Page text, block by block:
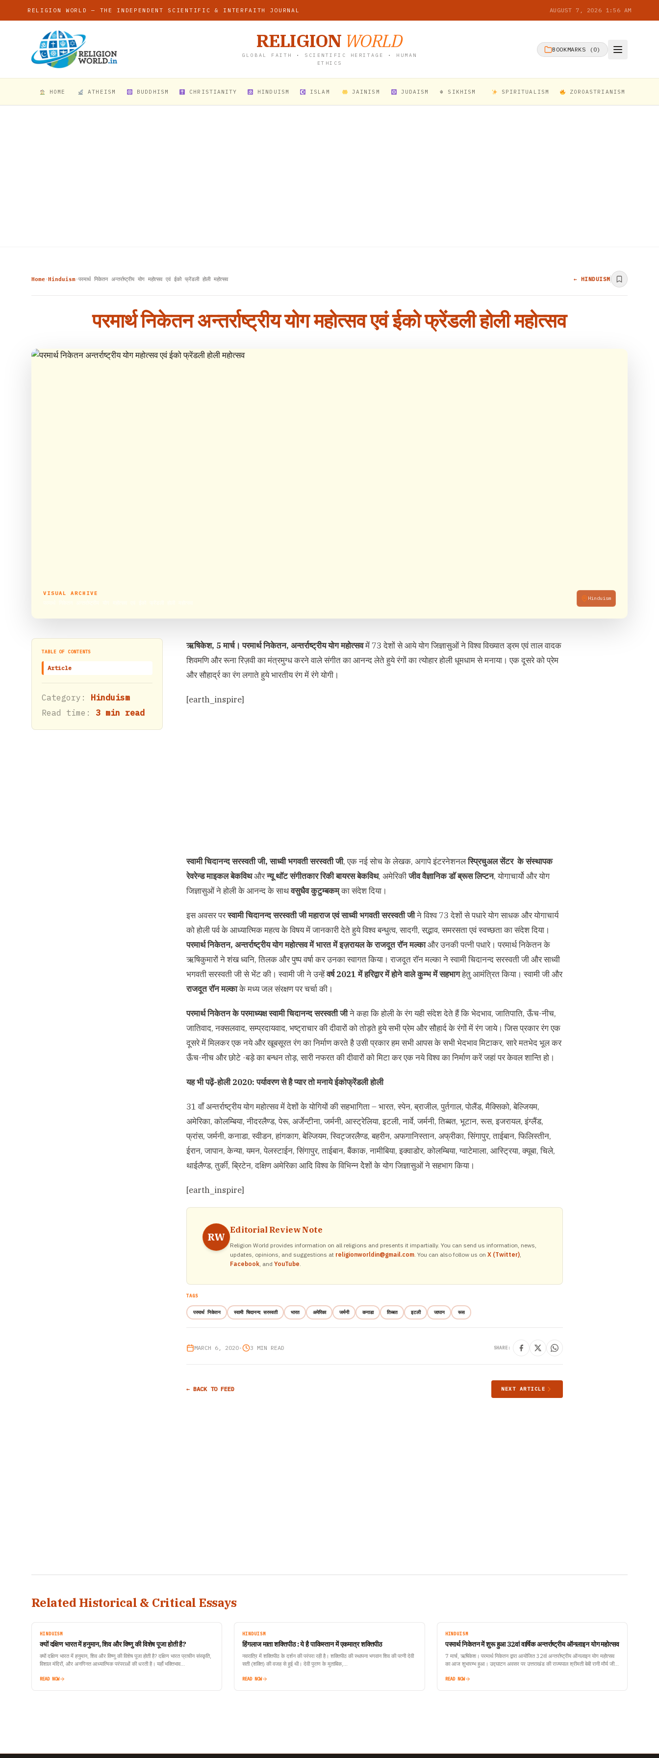
RELIGION WORLD — THE INDEPENDENT SCIENTIFIC & INTERFAITH JOURNAL AUGUST 7, 2026 1:56 AM
RELIGION WORLD
GLOBAL FAITH • SCIENTIFIC HERITAGE • HUMAN
ETHICS
BOOKMARKS ( 0)
HOME ATHEISM BUDDHISM CHRISTIANITY HINDUISM ISLAM JAINISM JUDAISM ☬ SIKHISM SPIRITUALISM ZOROASTRIANISM
Home›Hinduism›परमार्थ निकेतन अन्तर्राष्ट्रीय योग महोत्सव एवं ईको फ्रेंडली होली महोत्सव ← HINDUISM
परमार्थ निकेतन अन्तर्राष्ट्रीय योग महोत्सव एवं ईको फ्रेंडली होली महोत्सव
VISUAL ARCHIVE
Hinduism
TABLE OF CONTENTS
Article
Category: Hinduism
Read time: 3 min read
ऋषिकेश, 5 मार्च। परमार्थ निकेतन, अन्तर्राष्ट्रीय योग महोत्सवमें 73 देशों से आये योग जिज्ञासुओं ने विश्व विख्यात ड्रम एवं ताल वादक
शिवमणि और रूना रिज़वी का मंत्रमुग्ध करने वाले संगीत का आनन्द लेते हुये रंगों का त्योहार होली धूमधाम से मनाया। एक दूसरे को प्रेम
और सौहार्द्र का रंग लगाते हुये भारतीय रंग में रंगे योगी।
[earth_inspire]
स्वामी चिदानन्द सरस्वती जी, साध्वी भगवती सरस्वती जी, एक नई सोच के लेखक, अगापे इंटरनेशनलस्प्रिचुअल सेंटर के संस्थापक
रेवरेन्ड माइकल बेकविथऔरन्यू थाॅट संगीतकार रिकी बायरस बेकविथ, अमेरिकीजीव वैज्ञानिक डाॅ ब्रूस लिप्टन, योगाचार्यो और योग
जिज्ञासुओं ने होली के आनन्द के साथवसुधैव कुटुम्बकम्का संदेश दिया।
इस अवसर परस्वामी चिदानन्द सरस्वती जी महाराज एवं साध्वी भगवती सरस्वती जीने विश्व 73 देशों से पधारे योग साधक और योगाचार्य
को होली पर्व के आध्यात्मिक महत्व के विषय में जानकारी देते हुये विश्व बन्धुत्व, सादगी, सद्भाव, समरसता एवं स्वच्छता का संदेश दिया।
परमार्थ निकेतन, अन्तर्राष्ट्रीय योग महोत्सव में भारत में इज़रायल के राजदूत राॅन मल्काऔर उनकी पत्नी पधारे। परमार्थ निकेतन के
ऋषिकुमारों ने शंख ध्वनि, तिलक और पुष्प वर्षा कर उनका स्वागत किया। राजदूत राॅन मल्का ने स्वामी चिदानन्द सरस्वती जी और साध्वी
भगवती सरस्वती जी से भेंट की। स्वामी जी ने उन्हेंवर्ष 2021 में हरिद्वार में होने वाले कुम्भ में सहभागहेतु आमंत्रित किया। स्वामी जी और
राजदूत राॅन मल्काके मध्य जल संरक्षण पर चर्चा की।
परमार्थ निकेतन के परमाध्यक्ष स्वामी चिदानन्द सरस्वती जीने कहा कि होली के रंग यही संदेश देते हैं कि भेदभाव, जातिपाति, ऊँच-नीच,
जातिवाद, नक्सलवाद, सम्प्रदायवाद, भष्ट्राचार की दीवारों को तोड़ते हुये सभी प्रेम और सौहार्द के रंगों में रंग जाये। जिस प्रकार रंग एक
दूसरे में मिलकर एक नये और खूबसूरत रंग का निर्माण करते है उसी प्रकार हम सभी आपस के सभी भेदभाव मिटाकर, सारे मतभेद भूल कर
ऊँच-नीच और छोटे -बड़े का बन्धन तोड़, सारी नफरत की दीवारों को मिटा कर एक नये विश्व का निर्माण करें जहां पर केवल शान्ति हो।
यह भी पढ़ें-होली 2020: पर्यावरण से है प्यार तो मनाये ईकोफ्रेंडली होली
31 वाँ अन्तर्राष्ट्रीय योग महोत्सव में देशों के योगियों की सहभागिता – भारत, स्पेन, ब्राजील, पुर्तगाल, पोलैंड, मैक्सिको, बेल्जियम,
अमेरिका, कोलम्बिया, नीदरलैण्ड, पेरू, अर्जेन्टीना, जर्मनी, आस्ट्रेलिया, इटली, नार्वे, जर्मनी, तिब्बत, भूटान, रूस, इजरायल, इंग्लैंड,
फ्रांस, जर्मनी, कनाडा, स्वीडन, हांगकाग, बेल्जियम, स्विट्जरलैण्ड, बहरीन, अफगानिस्तान, अफ्रीका, सिंगापुर, ताईबान, फिलिस्तीन,
ईरान, जापान, केन्या, यमन, पेलस्टाईन, सिंगापुर, ताईबान, बैंकाक, नामीबिया, इक्वाडोर, कोलम्बिया, ग्वाटेमाला, आस्ट्रिया, क्यूबा, चिले,
थाईलैण्ड, तुर्की, ब्रिटेन, दक्षिण अमेरिका आदि विश्व के विभिन्न देेशों के योग जिज्ञासुओं ने सहभाग किया।
[earth_inspire]
RW
Editorial Review Note
Religion World provides information on all religions and presents it impartially. You can send us information, news,
updates, opinions, and suggestions at religionworldin@gmail.com. You can also follow us on X (Twitter),
Facebook, and YouTube.
TAGS
परमार्थ निकेतन स्वामी चिदानन्द सरस्वती भारत अमेरिका जर्मनी कनाडा तिब्बत इटली जापान रूस
MARCH 6, 2020• 3 MIN READ SHARE:
← BACK TO FEED NEXT ARTICLE
Related Historical & Critical Essays
HINDUISM
क्यों दक्षिण भारत में हनुमान, शिव और विष्णु की विशेष पूजा होती है?
क्यों दक्षिण भारत में हनुमान, शिव और विष्णु की विशेष पूजा होती है? दक्षिण भारत प्राचीन संस्कृति,
विशाल मंदिरों, और अनगिनत आध्यात्मिक परंपराओं की धरती है। यहाँ भक्तिभाव…
READ NOW
HINDUISM
हिंगलाज माता शक्तिपीठ : ये है पाकिस्तान में एकमात्र शक्तिपीठ
नवरात्रि में शक्तिपीठ के दर्शन की परंपरा रही है। शक्तिपीठ की स्थापना भगवान शिव की पत्नी देवी
सती (शक्ति) की वजह से हुई थी। देवी पुराण के मुताबिक,…
READ NOW
HINDUISM
परमार्थ निकेतन में शुरू हुआ 32वां वार्षिक अन्तर्राष्ट्रीय ऑनलाइन योग महोत्सव
7 मार्च, ऋषिकेश। परमार्थ निकेतन द्वारा आयोजित 32वां अन्तर्राष्ट्रीय ऑनलाइन योग महोत्सव
का आज शुभारम्भ हुआ। उद्घाटन अवसर पर उत्तराखंड की राज्यपाल श्रीमती बेबी रानी मौर्य जी
READ NOW